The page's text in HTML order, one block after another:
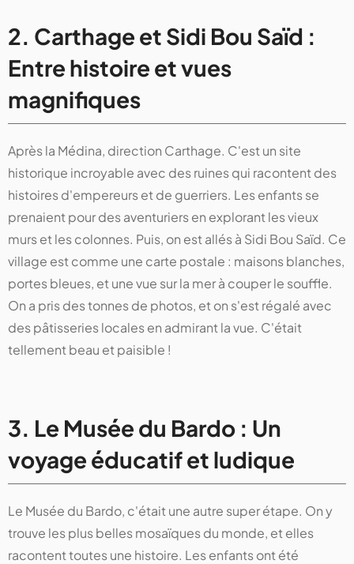
2. Carthage et Sidi Bou Saïd :
Entre histoire et vues
magnifiques
Après la Médina, direction Carthage. C'est un site
historique incroyable avec des ruines qui racontent des
histoires d'empereurs et de guerriers. Les enfants se
prenaient pour des aventuriers en explorant les vieux
murs et les colonnes. Puis, on est allés à Sidi Bou Saïd. Ce
village est comme une carte postale : maisons blanches,
portes bleues, et une vue sur la mer à couper le souffle.
On a pris des tonnes de photos, et on s'est régalé avec
des pâtisseries locales en admirant la vue. C'était
tellement beau et paisible !
3. Le Musée du Bardo : Un
voyage éducatif et ludique
Le Musée du Bardo, c'était une autre super étape. On y
trouve les plus belles mosaïques du monde, et elles
racontent toutes une histoire. Les enfants ont été